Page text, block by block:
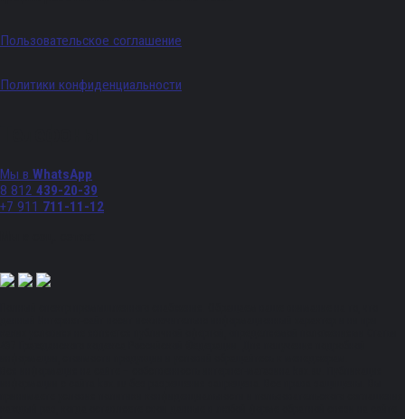
Пользовательское соглашение
Политики конфиденциальности
Мы в WhatsApp
8 812 439-20-39
+7 911 711-11-12